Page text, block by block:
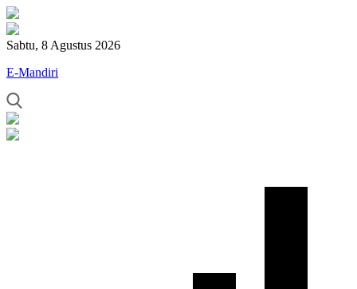
Sabtu, 8 Agustus 2026
E-Mandiri